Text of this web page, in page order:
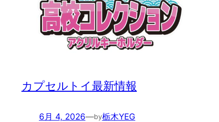
カプセルトイ最新情報
6月 4, 2026—by栃木YEG